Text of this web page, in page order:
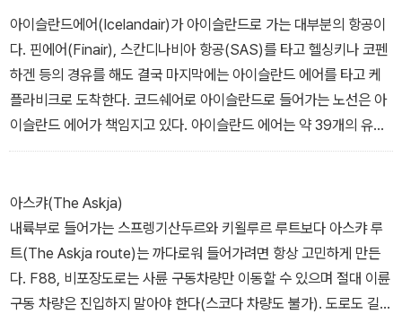
로그램인 ‘꽃보다 청춘 아이슬란드’에 나오면서 아이슬란드를 가는
관광객이 무섭게 늘어나고 있다.
몇 년 만에 엄청난 반전을 이룬 나라가 아이슬란드이다. 자료를 보면
2017년에 아이슬란드를 방문할 해외 관광객들의 수는 아이슬란드
전체 인구인 33만 명보다 무려 7배나 더 많을 것이라고 이야기한다.
증가하고 있는 추세로 국가의 재정을 이끄는 제 1의 산업으로 부상했
고 2016년에 아이슬란드는 관광객들이 35억 달러를 벌어들인 것으
로 나타났다고 나와 있다.
그럼 아이슬란드로 전 세계의 관광객들이 모여드는 이유는 무엇일
아이슬란드에어(Icelandair)가 아이슬란드로 가는 대부분의 항공이
다. 핀에어(Finair), 스칸디나비아 항공(SAS)를 타고 헬싱키나 코펜
하겐 등의 경유를 해도 결국 마지막에는 아이슬란드 에어를 타고 케
플라비크로 도착한다. 코드쉐어로 아이슬란드로 들어가는 노선은 아
이슬란드 에어가 책임지고 있다. 아이슬란드 에어는 약 39개의 유럽
과 북미를 잇는 노선이 있다. 여름에는 최저 가격에 구입하기 위해서
곳은 히드로(London Heathrow)공항, 게트윅(London Gatwic
k)이다. 유럽에서는 암스테르담, 바르셀로나, 코펜하겐, 프랑크푸르
트, 헬싱키, 오슬로, 파리, 스톡홀름, 북미에서는 보스톤, 덴버, 핼리팩
스, 미니애폴리스, 뉴욕, 올랜도, 시애틀, 토론토, 워싱턴 D.C에서 운
항된다.
아스캬(The Askja)
내륙부로 들어가는 스프렝기산두르와 키욀루르 루트보다 아스캬 루
트(The Askja route)는 까다로워 들어가려면 항상 고민하게 만든
다. F88, 비포장도로는 사륜 구동차량만 이동할 수 있으며 절대 이륜
구동 차량은 진입하지 말아야 한다(스코다 차량도 불가). 도로도 길어